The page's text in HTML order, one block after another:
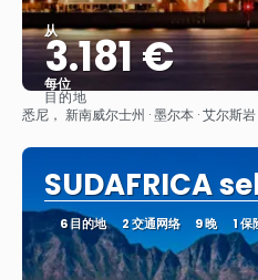
从
3.181 €
每位
看到
目的地
悉尼， 新南威尔士州 · 墨尔本 · 艾尔斯
SUDAFRICA
6 目的地 2 交通网络 9 晚 1 保